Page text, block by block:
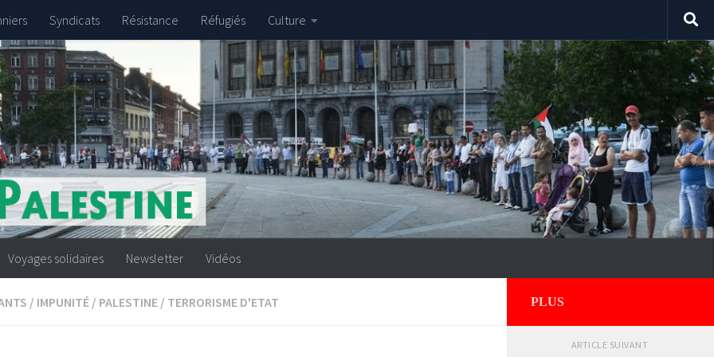
Syndicats Résistance Réfugiés Culture
Voyages solidaires Newsletter Vidéos
/ IMPUNITÉ / PALESTINE / TERRORISME D'ETAT PLUS
ARTICLE SUIVANT